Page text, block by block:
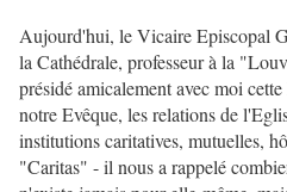
Aujourd'hui, le Vicaire Episcopal
la Cathédrale, professeur à la
présidé amicalement avec moi
notre Evêque, les relations de
institutions caritatives, mutuelles,
"Caritas" - il nous a rappelé